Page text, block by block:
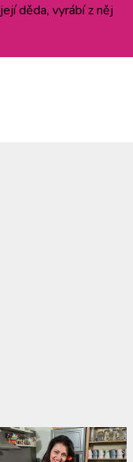
děda, vyrábí z něj